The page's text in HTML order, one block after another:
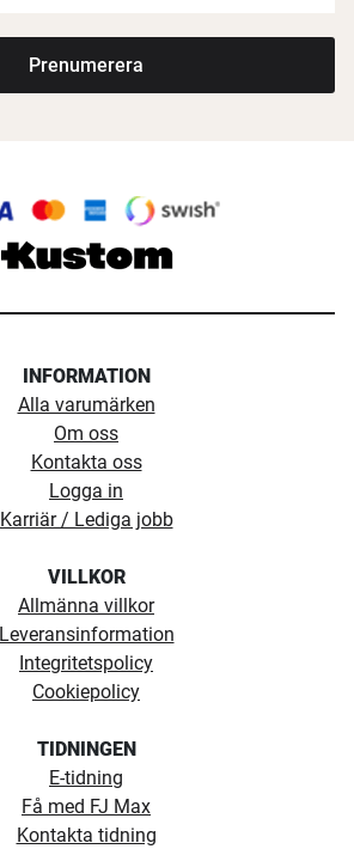
Prenumerera
INFORMATION
Alla varumärken
Om oss
Kontakta oss
Logga in
Karriär / Lediga jobb
VILLKOR
Allmänna villkor
Leveransinformation
Integritetspolicy
Cookiepolicy
TIDNINGEN
E-tidning
Få med FJ Max
Kontakta tidning